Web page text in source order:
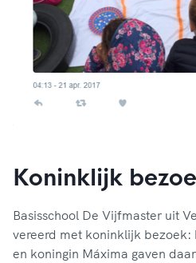
Koninklijk
Basisschool De Vijfmaster uit
vereerd met koninklijk
en koningin Máxima gaven